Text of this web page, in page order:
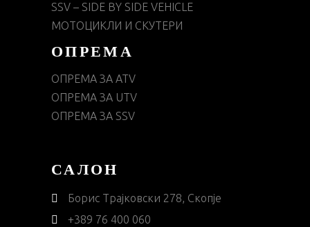
SSV – SIDE BY SIDE VEHICLE
МОТОЦИКЛИ И СКУТЕРИ
ОПРЕМА
ОПРЕМА ЗА ATV
ОПРЕМА ЗА UTV
ОПРЕМА ЗА SSV
САЛОН
Борис Трајковски 278, Скопје
+389 76 400 060